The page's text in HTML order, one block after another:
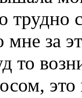
трудно
мне за
то